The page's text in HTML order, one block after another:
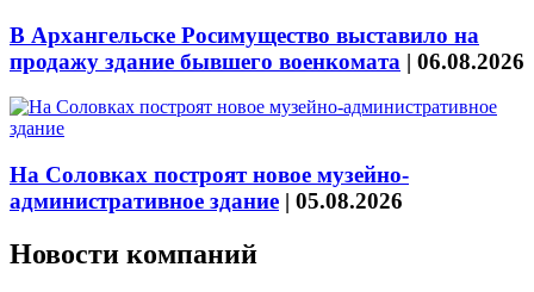
В Архангельске Росимущество выставило на
продажу здание бывшего военкомата | 06.08.2026
На Соловках построят новое музейно-
административное здание | 05.08.2026
Новости компаний